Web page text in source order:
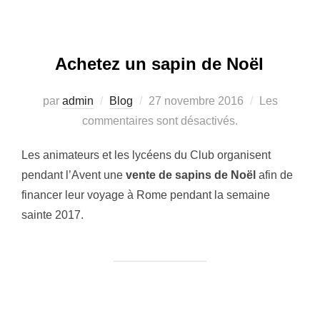
Achetez un sapin de Noël
par admin Blog
Publié
le
27 novembre 2016
Les
commentaires sont désactivés.
Les animateurs et les lycéens du Club organisent
pendant l’Avent une vente de sapins de Noël afin de
financer leur voyage à Rome pendant la semaine
sainte 2017.